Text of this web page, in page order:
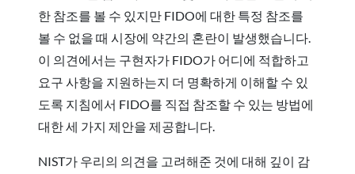
한 참조를 볼 수 있지만 FIDO에 대한 특정 참조를
볼 수 없을 때 시장에 약간의 혼란이 발생했습니다.
이 의견에서는 구현자가 FIDO가 어디에 적합하고
요구 사항을 지원하는지 더 명확하게 이해할 수 있
도록 지침에서 FIDO를 직접 참조할 수 있는 방법에
대한 세 가지 제안을 제공합니다.
NIST가 우리의 의견을 고려해준 것에 대해 깊이 감